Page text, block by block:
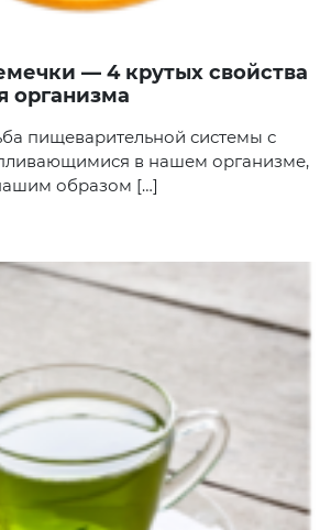
организма
пищеварительной системы с
в нашем организме,
образом […]